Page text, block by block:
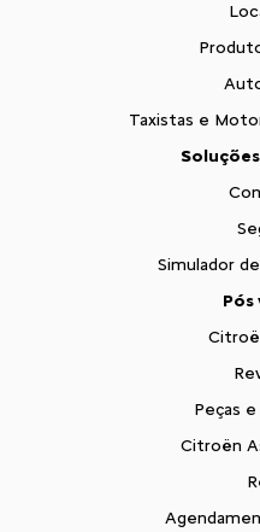
Taxistas e
Simulador
Pós
Peças
Citroën